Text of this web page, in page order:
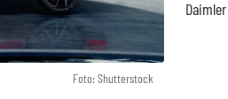
Foto: Shutterstock